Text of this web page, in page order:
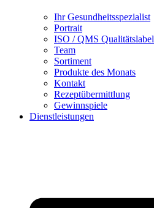
Ihr Gesundheitsspezialist
Portrait
ISO / QMS Qualitätslabel
Team
Sortiment
Produkte des Monats
Kontakt
Rezeptübermittlung
Gewinnspiele
Dienstleistungen